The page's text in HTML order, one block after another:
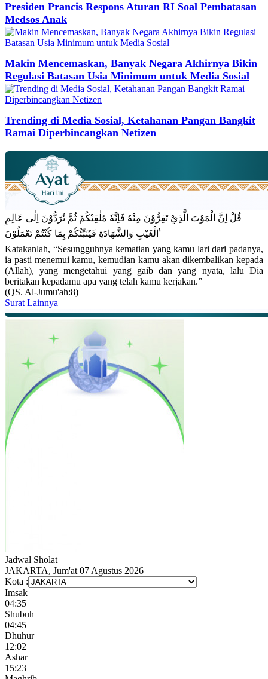
Presiden Prancis Respons Aturan RI Soal Pembatasan
Medsos Anak
Makin Mencemaskan, Banyak Negara Akhirnya Bikin
Regulasi Batasan Usia Minimum untuk Media Sosial
Trending di Media Sosial, Ketahanan Pangan Bangkit
Ramai Diperbincangkan Netizen
قُلْ اِنَّ الْمَوْتَ الَّذِيْ تَفِرُّوْنَ مِنْهُ فَاِنَّهٗ مُلٰقِيْكُمْ ثُمَّ تُرَدُّوْنَ اِلٰى عَالِمِ
الْغَيْبِ وَالشَّهَادَةِ فَيُنَبِّئُكُمْ بِمَا كُنْتُمْ تَعْمَلُوْنَ ࣖ
Katakanlah, “Sesungguhnya kematian yang kamu lari dari padanya,
ia pasti menemui kamu, kemudian kamu akan dikembalikan kepada
(Allah), yang mengetahui yang gaib dan yang nyata, lalu Dia
beritakan kepadamu apa yang telah kamu kerjakan.”
(QS. Al-Jumu'ah:8)
Surat Lainnya
Jadwal Sholat
JAKARTA, Jum'at 07 Agustus 2026
Kota :
Imsak
04:35
Shubuh
04:45
Dhuhur
12:02
Ashar
15:23